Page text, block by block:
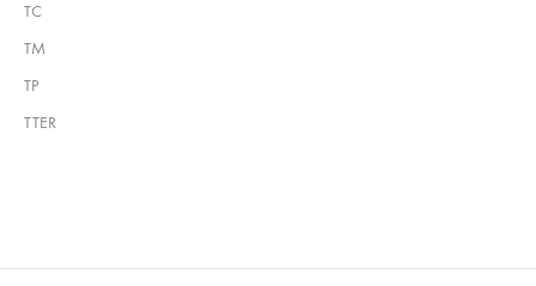
TC
TM
TP
TTER